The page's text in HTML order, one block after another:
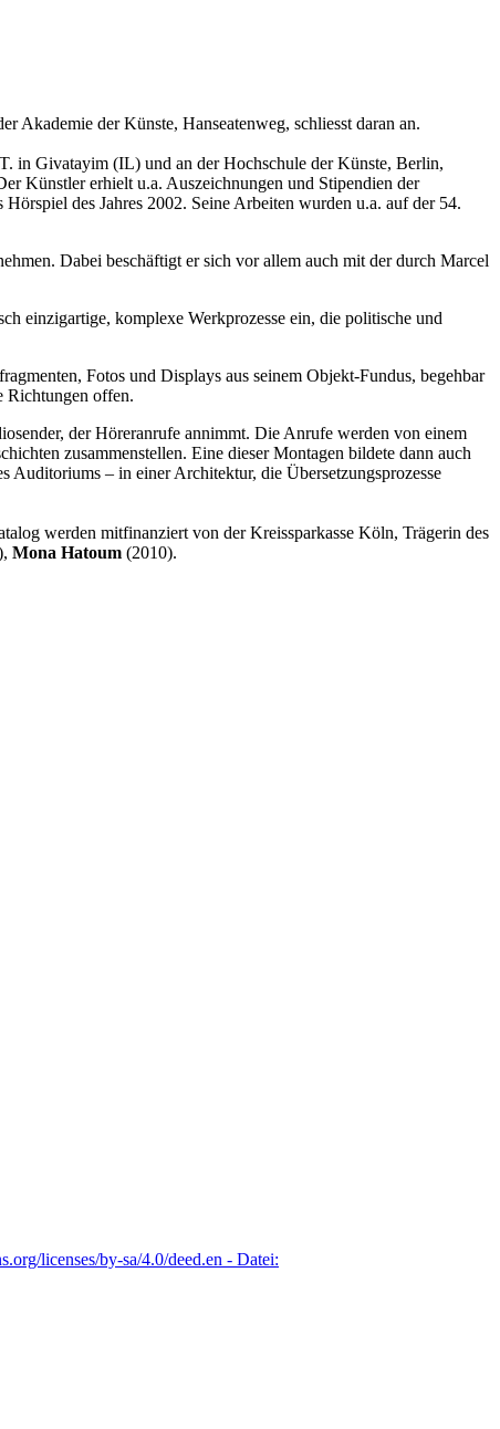
Akademie der Künste, Hanseatenweg, schliesst daran an.
in Givatayim (IL) und an der Hochschule der Künste, Berlin,
Künstler erhielt u.a. Auszeichnungen und Stipendien der
des Jahres 2002. Seine Arbeiten wurden u.a. auf der 54.
Dabei beschäftigt er sich vor allem auch mit der durch Marcel
einzigartige, komplexe Werkprozesse ein, die politische und
Fotos und Displays aus seinem Objekt-Fundus, begehbar
Richtungen offen.
der Höreranrufe annimmt. Die Anrufe werden von einem
zusammenstellen. Eine dieser Montagen bildete dann auch
– in einer Architektur, die Übersetzungsprozesse
werden mitfinanziert von der Kreissparkasse Köln, Trägerin des
Mona Hatoum (2010).